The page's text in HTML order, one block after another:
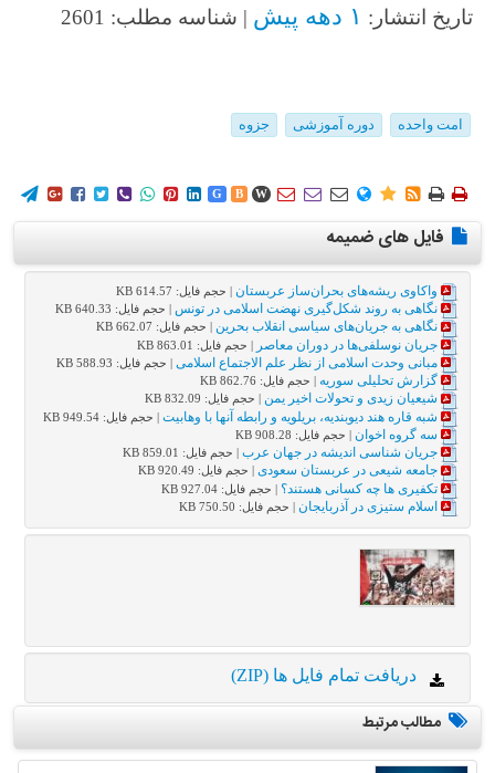
تاریخ انتشار: ۱ دهه پیش | شناسه مطلب: 2601
امت واحده دوره آموزشی جزوه
        G B W        
فایل های ضمیمه
واکاوی ریشه‌های بحران‌ساز عربستان | حجم فایل: 614.57 KB
نگاهی به روند شکل‌گیری نهضت اسلامی در تونس | حجم فایل: 640.33 KB
نگاهی به جریان‌های سیاسی انقلاب بحرین | حجم فایل: 662.07 KB
جریان نوسلفی‌ها در دوران معاصر | حجم فایل: 863.01 KB
مبانی وحدت اسلامی از نظر علم الاجتماع اسلامی | حجم فایل: 588.93 KB
گزارش تحلیلی سوریه | حجم فایل: 862.76 KB
شیعیان زیدی و تحولات اخیر یمن | حجم فایل: 832.09 KB
شبه قاره هند دیوبندیه، بریلویه و رابطه آنها با وهابیت | حجم فایل: 949.54 KB
سه گروه اخوان | حجم فایل: 908.28 KB
جریان شناسی اندیشه در جهان عرب | حجم فایل: 859.01 KB
جامعه شیعی در عربستان سعودی | حجم فایل: 920.49 KB
تکفیری ها چه کسانی هستند؟ | حجم فایل: 927.04 KB
اسلام ستیزی در آذربایجان | حجم فایل: 750.50 KB
دریافت تمام فایل ها (ZIP)
مطالب مرتبط